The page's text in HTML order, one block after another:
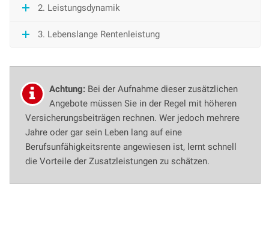
2. Leistungsdynamik
3. Lebenslange Rentenleistung
Achtung:Bei der Aufnahme dieser zusätzlichen
Angebote müssen Sie in der Regel mit höheren
Versicherungsbeiträgen rechnen. Wer jedoch mehrere
Jahre oder gar sein Leben lang auf eine
Berufsunfähigkeitsrente angewiesen ist, lernt schnell
die Vorteile der Zusatzleistungen zu schätzen.